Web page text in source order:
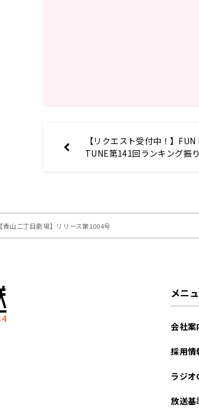
【リクエスト受付中！】FUN
TUNE第141回ランキング振
【青山二丁目劇場】リリース第1004号
メニ
会社案
採用情
ラジオ
放送基